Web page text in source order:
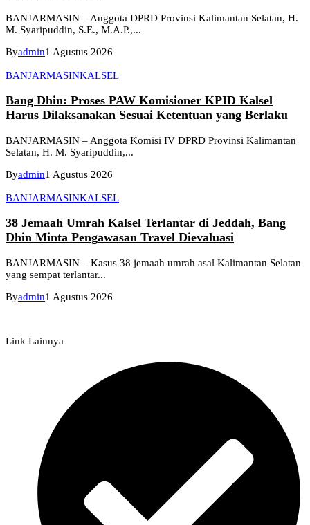
BANJARMASIN – Anggota DPRD Provinsi Kalimantan Selatan, H.
M. Syaripuddin, S.E., M.A.P.,...
Byadmin1 Agustus 2026
BANJARMASINKALSEL
Bang Dhin: Proses PAW Komisioner KPID Kalsel
Harus Dilaksanakan Sesuai Ketentuan yang Berlaku
BANJARMASIN – Anggota Komisi IV DPRD Provinsi Kalimantan
Selatan, H. M. Syaripuddin,...
Byadmin1 Agustus 2026
BANJARMASINKALSEL
38 Jemaah Umrah Kalsel Terlantar di Jeddah, Bang
Dhin Minta Pengawasan Travel Dievaluasi
BANJARMASIN – Kasus 38 jemaah umrah asal Kalimantan Selatan
yang sempat terlantar...
Byadmin1 Agustus 2026
Link Lainnya